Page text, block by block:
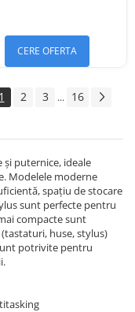
CERE OFERTA
1 2 3 ... 16
puternice, ideale
Modelele moderne
spațiu de stocare
sunt perfecte pentru
compacte sunt
huse, stylus)
potrivite pentru